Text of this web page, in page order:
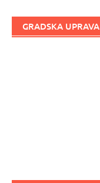
GRADSKA UPRAVA